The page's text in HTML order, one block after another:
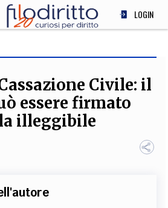
LOGIN
SOCIETÀ
MEDICINA
SCIENZA
E FILOSOFIA
Civile: il
essere firmato
illeggibile